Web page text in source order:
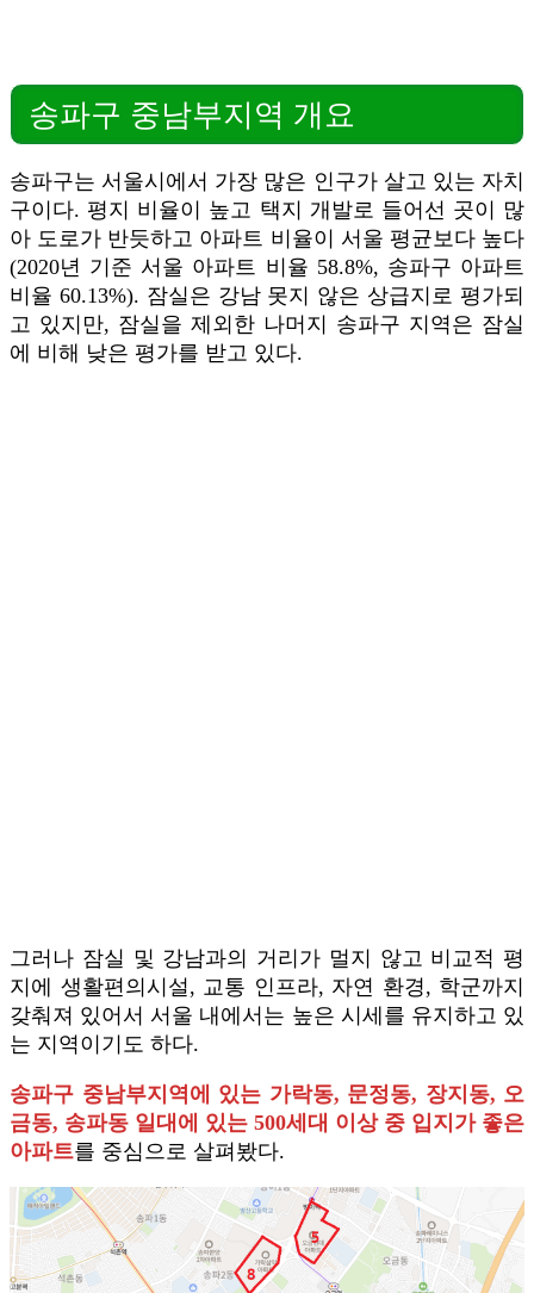
송파구 중남부지역 개요
송파구는 서울시에서 가장 많은 인구가 살고 있는 자치
구이다. 평지 비율이 높고 택지 개발로 들어선 곳이 많
아 도로가 반듯하고 아파트 비율이 서울 평균보다 높다
(2020년 기준 서울 아파트 비율 58.8%, 송파구 아파트
비율 60.13%). 잠실은 강남 못지 않은 상급지로 평가되
고 있지만, 잠실을 제외한 나머지 송파구 지역은 잠실
에 비해 낮은 평가를 받고 있다.
그러나 잠실 및 강남과의 거리가 멀지 않고 비교적 평
지에 생활편의시설, 교통 인프라, 자연 환경, 학군까지
갖춰져 있어서 서울 내에서는 높은 시세를 유지하고 있
는 지역이기도 하다.
송파구 중남부지역에 있는 가락동, 문정동, 장지동, 오
금동, 송파동 일대에 있는 500세대 이상 중 입지가 좋은
아파트를 중심으로 살펴봤다.